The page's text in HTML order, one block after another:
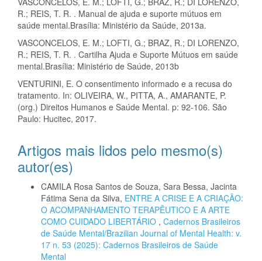
R.; REIS, T. R. . Manual de ajuda e suporte mútuos em
saúde mental.Brasília: Ministério da Saúde, 2013a.
VASCONCELOS, E. M.; LOFTI, G.; BRAZ, R.; DI LORENZO,
R.; REIS, T. R. . Cartilha Ajuda e Suporte Mútuos em saúde
mental.Brasília: Ministério de Saúde, 2013b
VENTURINI, E. O consentimento informado e a recusa do
tratamento. In: OLIVEIRA, W., PITTA, A., AMARANTE, P.
(org.) Direitos Humanos e Saúde Mental. p: 92-106. São
Paulo: Hucitec, 2017.
Artigos mais lidos pelo mesmo(s)
autor(es)
CAMILA Rosa Santos de Souza, Sara Bessa, Jacinta
Fátima Sena da Silva, ENTRE A CRISE E A CRIAÇÃO:
O ACOMPANHAMENTO TERAPÊUTICO E A ARTE
COMO CUIDADO LIBERTÁRIO , Cadernos Brasileiros
de Saúde Mental/Brazilian Journal of Mental Health: v.
17 n. 53 (2025): Cadernos Brasileiros de Saúde
Mental